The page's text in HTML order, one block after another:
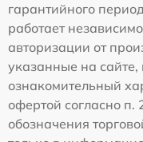
гарантийного
работает
авторизации от
указанные на сайте,
ознакомительный
офертой согласно
обозначения